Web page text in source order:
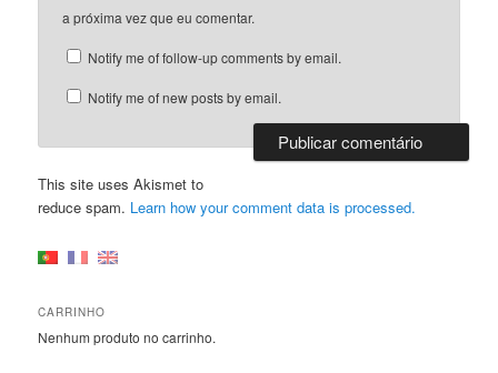
a próxima vez que eu comentar.
Notify me of follow-up comments by email.
Notify me of new posts by email.
This site uses Akismet to
reduce spam. Learn how your comment data is processed.
CARRINHO
Nenhum produto no carrinho.